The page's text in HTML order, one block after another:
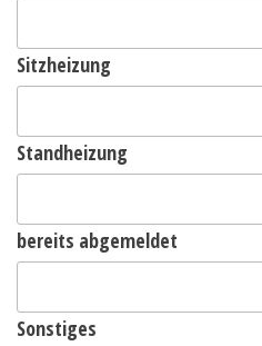
Sitzheizung
Standheizung
bereits abgemeldet
Sonstiges